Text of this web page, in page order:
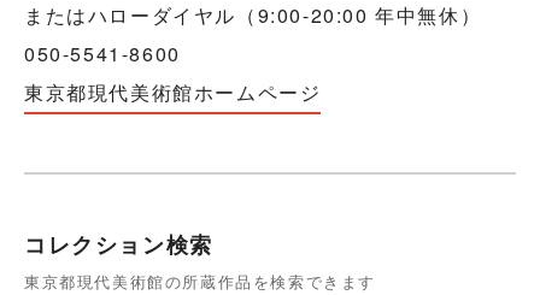
またはハローダイヤル（9:00-20:00 年中無休）
050-5541-8600
東京都現代美術館ホームページ
コレクション検索
東京都現代美術館の所蔵作品を検索できます